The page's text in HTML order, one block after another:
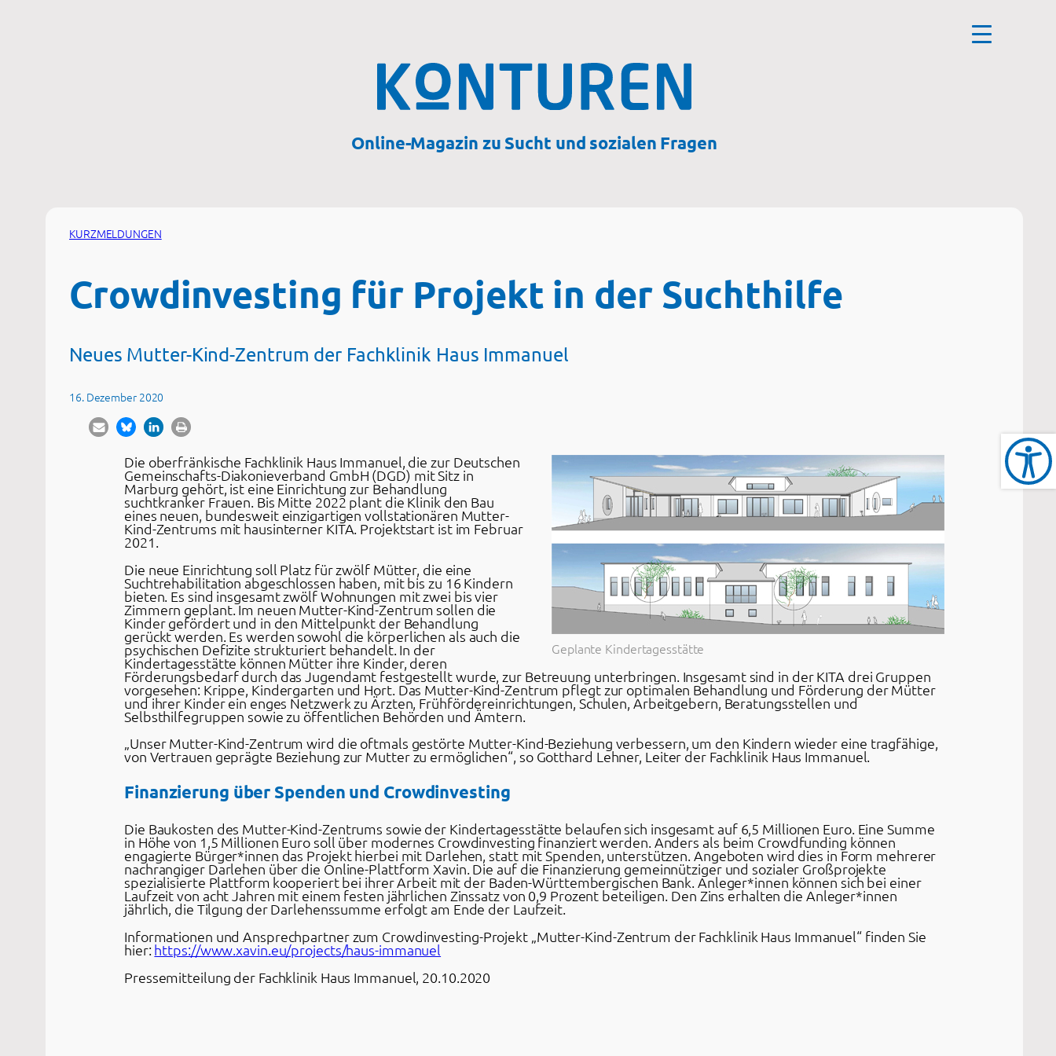
Online-Magazin zu Sucht und sozialen Fragen
KURZMELDUNGEN
Crowdinvesting für Projekt in der Suchthilfe
Neues Mutter-Kind-Zentrum der Fachklinik Haus Immanuel
16. Dezember 2020
Geplante Kindertagesstätte
Die oberfränkische Fachklinik Haus Immanuel, die zur Deutschen
Gemeinschafts-Diakonieverband GmbH (DGD) mit Sitz in
Marburg gehört, ist eine Einrichtung zur Behandlung
suchtkranker Frauen. Bis Mitte 2022 plant die Klinik den Bau
eines neuen, bundesweit einzigartigen vollstationären Mutter-
Kind-Zentrums mit hausinterner KITA. Projektstart ist im Februar
2021.
Die neue Einrichtung soll Platz für zwölf Mütter, die eine
Suchtrehabilitation abgeschlossen haben, mit bis zu 16 Kindern
bieten. Es sind insgesamt zwölf Wohnungen mit zwei bis vier
Zimmern geplant. Im neuen Mutter-Kind-Zentrum sollen die
Kinder gefördert und in den Mittelpunkt der Behandlung
gerückt werden. Es werden sowohl die körperlichen als auch die
psychischen Defizite strukturiert behandelt. In der
Kindertagesstätte können Mütter ihre Kinder, deren
Förderungsbedarf durch das Jugendamt festgestellt wurde, zur Betreuung unterbringen. Insgesamt sind in der KITA drei Gruppen
vorgesehen: Krippe, Kindergarten und Hort. Das Mutter-Kind-Zentrum pflegt zur optimalen Behandlung und Förderung der Mütter
und ihrer Kinder ein enges Netzwerk zu Ärzten, Frühfördereinrichtungen, Schulen, Arbeitgebern, Beratungsstellen und
Selbsthilfegruppen sowie zu öffentlichen Behörden und Ämtern.
„Unser Mutter-Kind-Zentrum wird die oftmals gestörte Mutter-Kind-Beziehung verbessern, um den Kindern wieder eine tragfähige,
von Vertrauen geprägte Beziehung zur Mutter zu ermöglichen“, so Gotthard Lehner, Leiter der Fachklinik Haus Immanuel.
Finanzierung über Spenden und Crowdinvesting
Die Baukosten des Mutter-Kind-Zentrums sowie der Kindertagesstätte belaufen sich insgesamt auf 6,5 Millionen Euro. Eine Summe
in Höhe von 1,5 Millionen Euro soll über modernes Crowdinvesting finanziert werden. Anders als beim Crowdfunding können
engagierte Bürger*innen das Projekt hierbei mit Darlehen, statt mit Spenden, unterstützen. Angeboten wird dies in Form mehrerer
nachrangiger Darlehen über die Online-Plattform Xavin. Die auf die Finanzierung gemeinnütziger und sozialer Großprojekte
spezialisierte Plattform kooperiert bei ihrer Arbeit mit der Baden-Württembergischen Bank. Anleger*innen können sich bei einer
Laufzeit von acht Jahren mit einem festen jährlichen Zinssatz von 0,9 Prozent beteiligen. Den Zins erhalten die Anleger*innen
jährlich, die Tilgung der Darlehenssumme erfolgt am Ende der Laufzeit.
Informationen und Ansprechpartner zum Crowdinvesting-Projekt „Mutter-Kind-Zentrum der Fachklinik Haus Immanuel“ finden Sie
hier: https://www.xavin.eu/projects/haus-immanuel
Pressemitteilung der Fachklinik Haus Immanuel, 20.10.2020